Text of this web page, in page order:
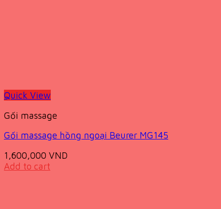
Quick View
Gối massage
Gối massage hồng ngoại Beurer MG145
1,600,000 VND
Add to cart